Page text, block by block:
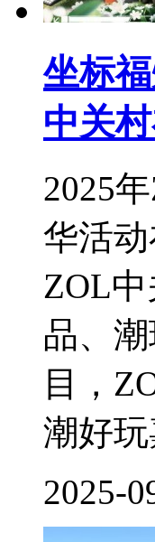
坐标
中关
2025
华活
ZOL
品、
目，
潮好
2025-